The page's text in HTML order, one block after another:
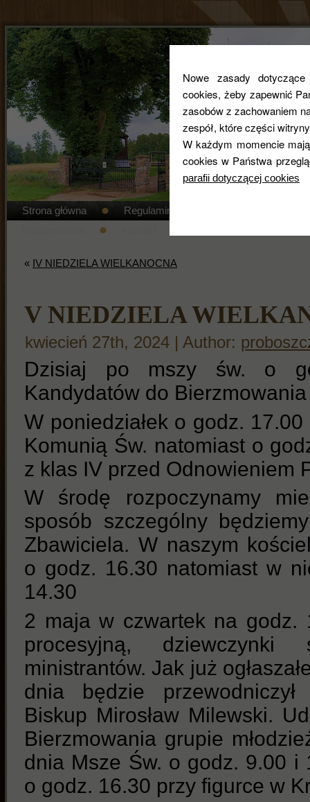
Nowe zasady
cookies, żeby zapewnić
zasobów z zachowaniem
zespół, które części
W każdym momencie
cookies w Państwa
parafii dotyczącej cookies
Strona główna Regulamin cmentarza
« IV NIEDZIELA WIELKANOCNA
V NIEDZIELA
kwiecień 27th, 2024 | Author:
Dzisiaj po mszy św. o
Kandydatów do
W poniedziałek o godz.
Komunią Św. natomiast o
z klas IV przed Odnowieniem
W środę rozpoczynamy
sposób szczególny
Zbawiciela. W naszym
o godz. 16.30 natomiast w
14.30
2 maja w czwartek na godz.
procesyjną,
ministrantów. Jak już
dnia będzie
Biskup Mirosław Milewski.
Bierzmowania grupie
dnia Msze Św. o godz. 9.00 i
o godz. 16.30 przy figurce w